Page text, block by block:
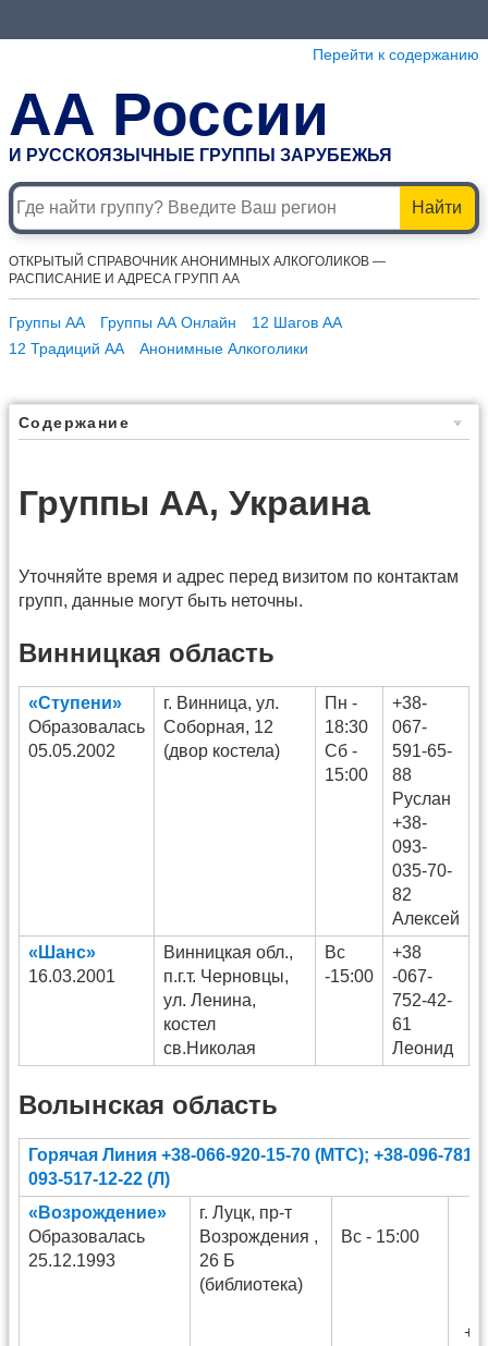
Перейти к содержанию
АА России
И РУССКОЯЗЫЧНЫЕ ГРУППЫ ЗАРУБЕЖЬЯ
Найти
ОТКРЫТЫЙ СПРАВОЧНИК АНОНИМНЫХ АЛКОГОЛИКОВ —
РАСПИСАНИЕ И АДРЕСА ГРУПП АА
Группы АА Группы АА Онлайн
12 Шагов АА
12 Традиций АА
Анонимные Алкоголики
Содержание
Группы АА, Украина
Уточняйте время и адрес перед визитом по контактам
групп, данные могут быть неточны.
Винницкая область
«Ступени»
Образовалась
05.05.2002
г. Винница, ул.
Соборная, 12
(двор костела)
Пн -
18:30
Сб -
15:00
+38-
067-
591-65-
88
Руслан
+38-
093-
035-70-
82
Алексей
«Шанс»
16.03.2001
Винницкая обл.,
п.г.т. Черновцы,
ул. Ленина,
костел
св.Николая
Вс
-15:00
+38
-067-
752-42-
61
Леонид
Волынская область
Горячая Линия +38-066-920-15-70 (МТС); +38-096-781-
093-517-12-22 (Л)
«Возрождение»
Образовалась
25.12.1993
г. Луцк, пр-т
Возрождения ,
26 Б
(библиотека)
Вс - 15:00